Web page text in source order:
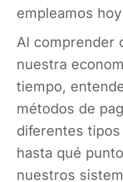
empleamos
Al comprender
nuestra
tiempo,
métodos de
diferentes
hasta qué
nuestros